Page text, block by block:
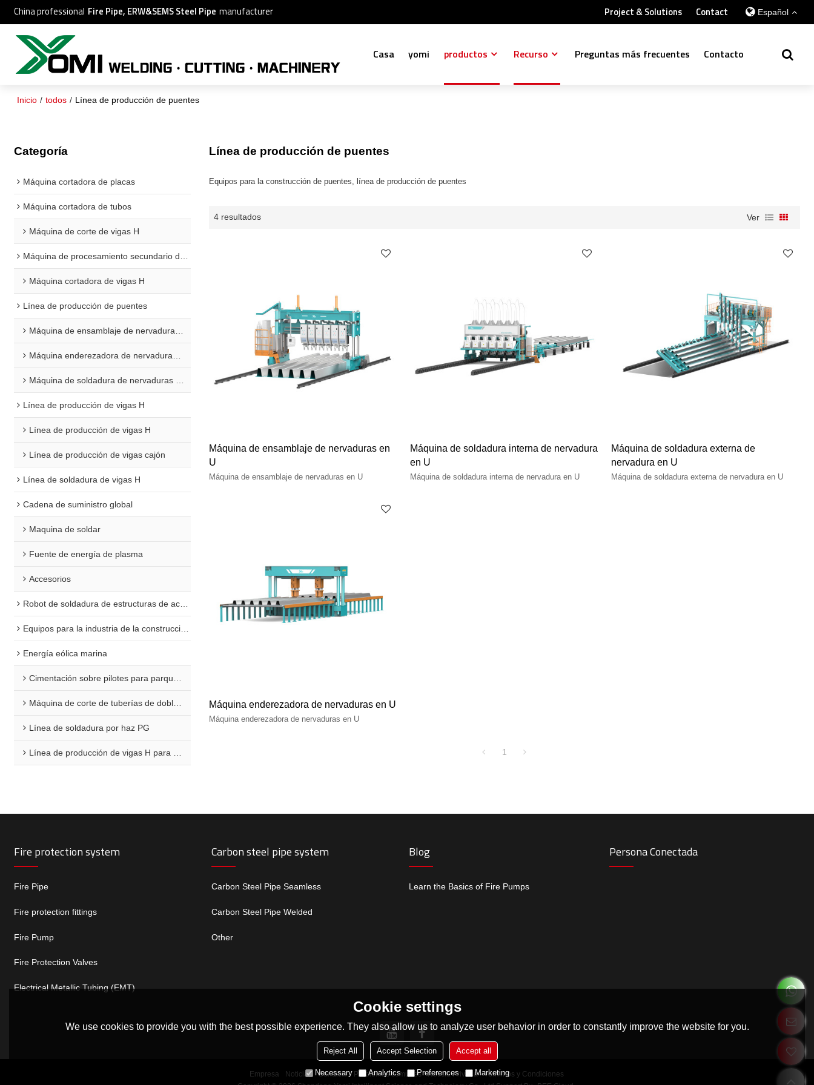
China professional Fire Pipe, ERW&SEMS Steel Pipe manufacturer Project & Solutions Contact Español
Casa yomi productos Recurso Preguntas más frecuentes Contacto
Inicio / todos / Línea de producción de puentes
Categoría
Máquina cortadora de placas
Máquina cortadora de tubos
Máquina de corte de vigas H
Máquina de procesamiento secundario de vigas H
Máquina cortadora de vigas H
Línea de producción de puentes
Máquina de ensamblaje de nervaduras en U
Máquina enderezadora de nervaduras en U
Máquina de soldadura de nervaduras en U
Línea de producción de vigas H
Línea de producción de vigas H
Línea de producción de vigas cajón
Línea de soldadura de vigas H
Cadena de suministro global
Maquina de soldar
Fuente de energía de plasma
Accesorios
Robot de soldadura de estructuras de acero
Equipos para la industria de la construcción naval
Energía eólica marina
Cimentación sobre pilotes para parques eólicos marinos
Máquina de corte de tuberías de doble extremo para plataformas marinas
Línea de soldadura por haz PG
Línea de producción de vigas H para aplicaciones marinas
Línea de producción de puentes
Equipos para la construcción de puentes, línea de producción de puentes
4 resultados Ver
Máquina de ensamblaje de nervaduras en
U
Máquina de ensamblaje de nervaduras en U
Máquina de soldadura interna de nervadura
en U
Máquina de soldadura interna de nervadura en U
Máquina de soldadura externa de
nervadura en U
Máquina de soldadura externa de nervadura en U
Máquina enderezadora de nervaduras en U
Máquina enderezadora de nervaduras en U
1
Fire protection system
Fire Pipe
Fire protection fittings
Fire Pump
Fire Protection Valves
Electrical Metallic Tubing (EMT)
Carbon steel pipe system
Carbon Steel Pipe Seamless
Carbon Steel Pipe Welded
Other
Blog
Learn the Basics of Fire Pumps
Persona Conectada
Empresa Noticias Contacto Problemas comunes Noticia Privada
Términos y Condiciones
Cookie settings
We use cookies to provide you with the best possible experience. They also allow us to analyze user behavior in order to constantly improve the website for you.
Reject All Accept Selection Accept all
Necessary Analytics Preferences Marketing